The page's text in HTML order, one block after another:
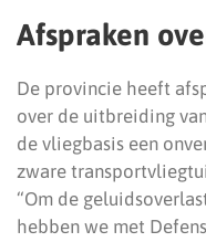
Afspraken
De provincie heeft
over de uitbreiding
de vliegbasis een
zware
“Om de
hebben we met